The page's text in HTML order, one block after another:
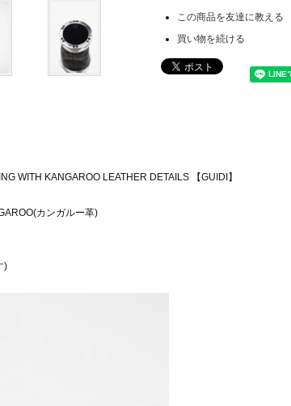
この商品を友達に教える
買い物を続ける
WITH KANGAROO LEATHER DETAILS 【GUIDI】
カンガルー革)
)